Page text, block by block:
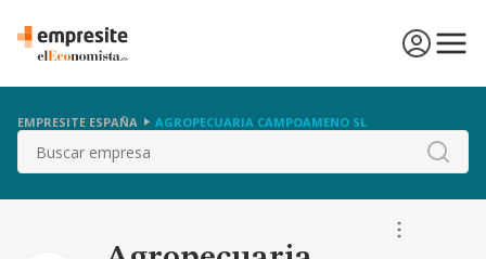
EMPRESITE ESPAÑA AGROPECUARIA CAMPOAMENO SL
Buscar